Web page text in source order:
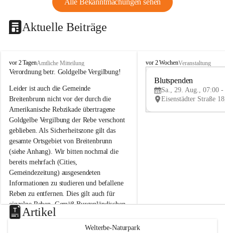
Alle Bekanntmachungen sehen
Aktuelle Beiträge
B
r
i
t
e
n
b
r
u
n
n
a
m
N
e
u
s
vor 2 TagenAmtliche Mitteilung
Verordnung betr. Goldgelbe Vergilbung!
Leider ist auch die Gemeinde
Breitenbrunn nicht vor der durch die
Amerikanische Rebzikade übertragene
Goldgelbe Vergilbung der Rebe verschont
geblieben. Als Sicherheitszone gilt das
gesamte Ortsgebiet von Breitenbrunn
(siehe Anhang). Wir bitten nochmal die
bereits mehrfach (Cities,
Gemeindezeitung) ausgesendeten
Informationen zu studieren und befallene
Reben zu entfernen. Dies gilt auch für
einzelne Reben. Gemäß Burgenländischen
Weinbaugesetz sind nicht gepflegte oder
unzulässige Weingärten zu roden! Bitte
B
e
u
vor 2 WochenVeranstaltung
Blutspenden
Sa., 29. Aug., 07:00 -
Artikel
Welterbe-Naturpark